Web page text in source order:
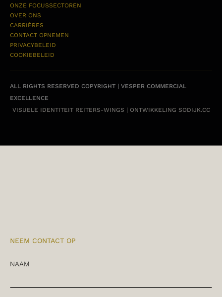
ONZE FOCUSSECTOREN
OVER ONS
CARRIÈRES
CONTACT OPNEMEN
PRIVACYBELEID
COOKIEBELEID
ALL RIGHTS RESERVED COPYRIGHT | VESPER COMMERCIAL
EXCELLENCE
VISUELE IDENTITEIT REITERS-WINGS | ONTWIKKELING SODIJK.CC
NEEM CONTACT OP
NAAM